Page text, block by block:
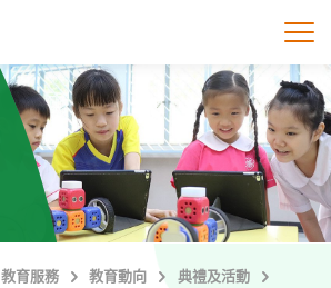
打
教育服務 教育動向 典禮及活動